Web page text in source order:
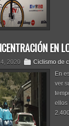
EN
2020 Ciclismo de
En
ver
ellos